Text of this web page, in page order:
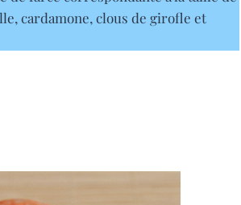
cardamone, clous de girofle et